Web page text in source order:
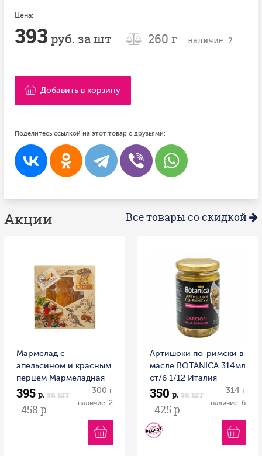
Цена:
393 руб. за шт 260 г наличие: 2
Добавить в корзину
Поделитесь ссылкой на этот товар с друзьями:
Акции Все товары со скидкой
Мармелад с
апельсином и красным
перцем Мармеладная
сказка 300 г
395 р. за шт
458 р.
300 г
наличие: 2
Артишоки по-римски в
масле BOTANICA 314мл
ст/б 1/12 Италия
350 р. за шт
425 р.
314 г
наличие: 6